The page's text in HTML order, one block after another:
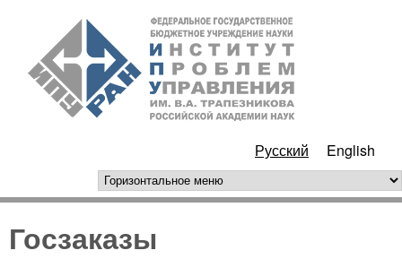
Перейти к основному
содержанию
РАН
Русский English
горизонтальное меню
Госзаказы